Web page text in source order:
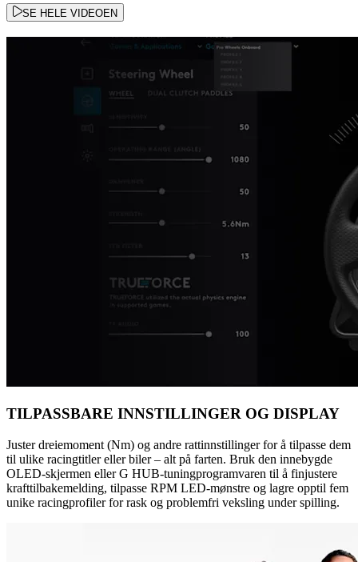
SE HELE VIDEOEN
TILPASSBARE INNSTILLINGER OG DISPLAY
Juster dreiemoment (Nm) og andre rattinnstillinger for å tilpasse dem
til ulike racingtitler eller biler – alt på farten. Bruk den innebygde
OLED-skjermen eller G HUB-tuningprogramvaren til å finjustere
krafttilbakemelding, tilpasse RPM LED-mønstre og lagre opptil fem
unike racingprofiler for rask og problemfri veksling under spilling.